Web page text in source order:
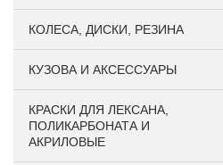
КОЛЕСА, ДИСКИ, РЕЗИНА
КУЗОВА И АКСЕССУАРЫ
КРАСКИ ДЛЯ ЛЕКСАНА,
ПОЛИКАРБОНАТА И
АКРИЛОВЫЕ